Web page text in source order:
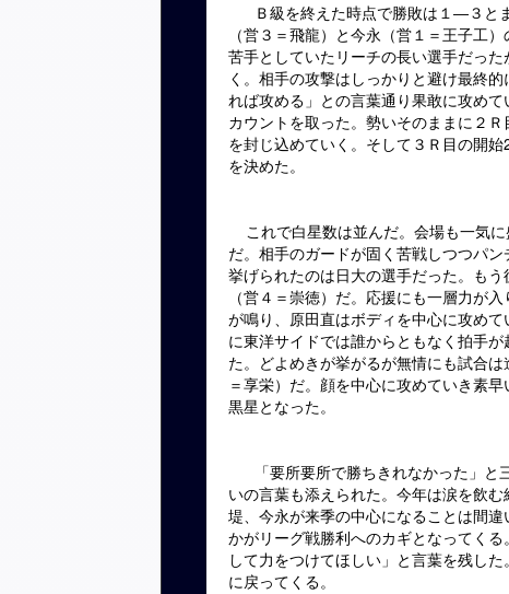
Ｂ級を終えた時点で勝敗は１―３と
（営３＝飛龍）と今永（営１＝王子工
苦手としていたリーチの長い選手だっ
く。相手の攻撃はしっかりと避け最終
れば攻める」との言葉通り果敢に攻め
カウントを取った。勢いそのままに２
を封じ込めていく。そして３Ｒ目の開
を決めた。
これで白星数は並んだ。会場も一気に
だ。相手のガードが固く苦戦しつつパ
挙げられたのは日大の選手だった。も
（営４＝崇徳）だ。応援にも一層力が
が鳴り、原田直はボディを中心に攻め
に東洋サイドでは誰からともなく拍手
た。どよめきが挙がるが無情にも試合は
＝享栄）だ。顔を中心に攻めていき素
黒星となった。
「要所要所で勝ちきれなかった」と
いの言葉も添えられた。今年は涙を飲
堤、今永が来季の中心になることは間
かがリーグ戦勝利へのカギとなってく
して力をつけてほしい」と言葉を残し
に戻ってくる。